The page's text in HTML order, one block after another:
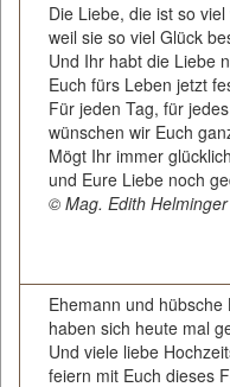
Die Liebe, die ist so viel
weil sie so viel Glück
Und Ihr habt die Liebe
Euch fürs Leben jetzt
Für jeden Tag, für
wünschen wir Euch
Mögt Ihr immer
und Eure Liebe noch
© Mag. Edith
Ehemann und hübsche
haben sich heute mal
Und viele liebe
feiern mit Euch dieses